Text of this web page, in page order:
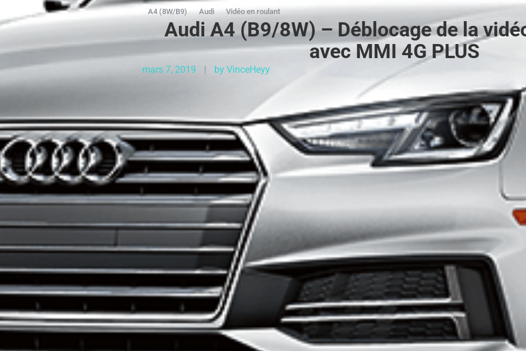
A4 (8W/B9) Audi Vidéo en roulant
Audi A4 (B9/8W) – Déblocage de la
avec MMI 4G PLUS
mars 7, 2019 by VinceHeyy